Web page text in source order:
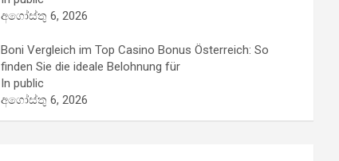
අගෝස්තු 6, 2026
Boni Vergleich im Top Casino Bonus Österreich: So
finden Sie die ideale Belohnung für
In public
අගෝස්තු 6, 2026